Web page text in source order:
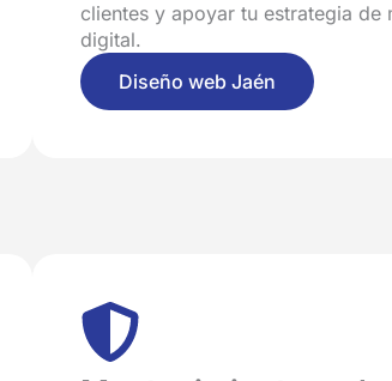
clientes y apoyar tu estrategia de
digital.
Diseño web Jaén